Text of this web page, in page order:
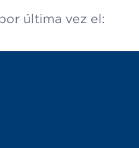
última vez el: